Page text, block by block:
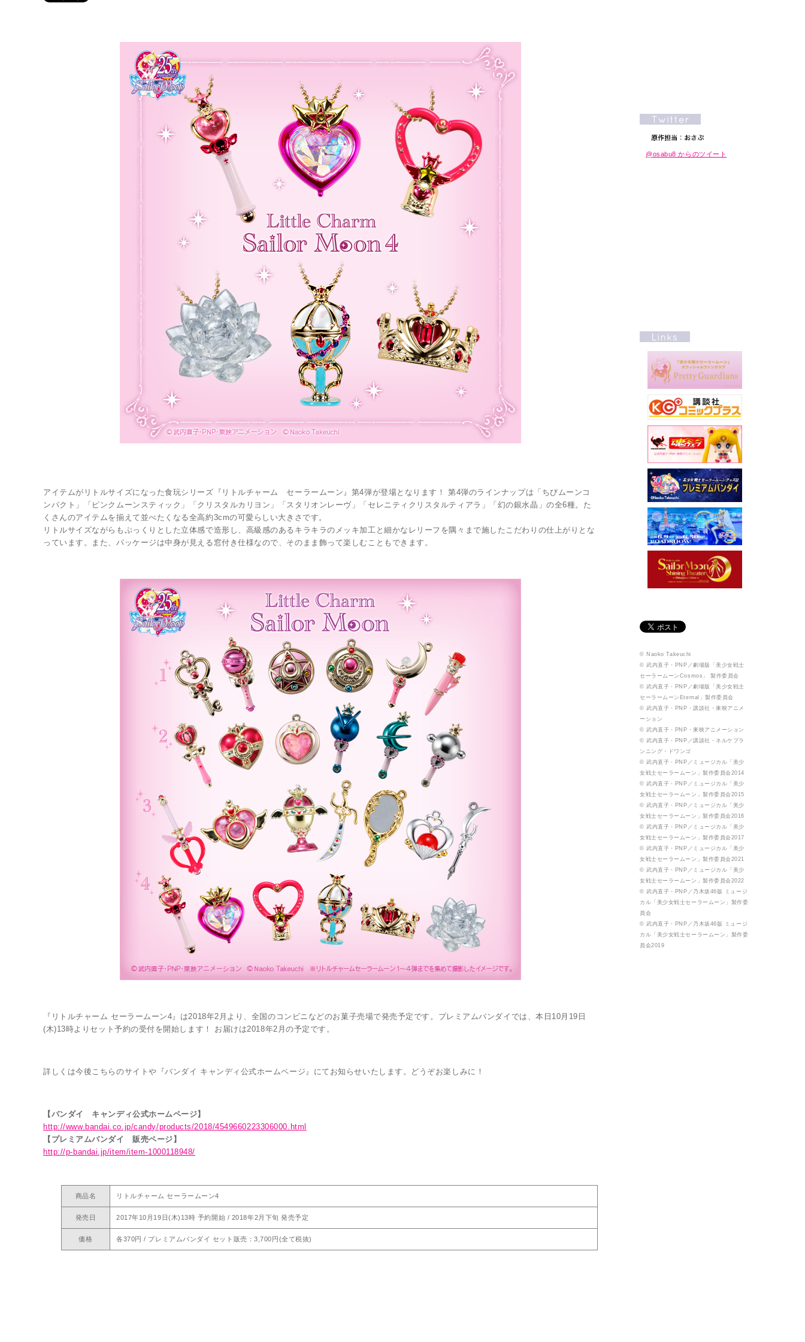
アイテムがリトルサイズになった食玩シリーズ『リトルチャーム セーラームーン』第4弾が登場となります！ 第4弾のラインナップは「ちびムーンコ
ンパクト」「ピンクムーンスティック」「クリスタルカリヨン」「スタリオンレーヴ」「セレニティクリスタルティアラ」「幻の銀水晶」の全6種。た
くさんのアイテムを揃えて並べたくなる全高約3cmの可愛らしい大きさです。
リトルサイズながらもぷっくりとした立体感で造形し、高級感のあるキラキラのメッキ加工と細かなレリーフを隅々まで施したこだわりの仕上がりとな
っています。また、パッケージは中身が見える窓付き仕様なので、そのまま飾って楽しむこともできます。
『リトルチャーム セーラームーン4』は2018年2月より、全国のコンビニなどのお菓子売場で発売予定です。プレミアムバンダイでは、本日10月19日
(木)13時よりセット予約の受付を開始します！ お届けは2018年2月の予定です。
詳しくは今後こちらのサイトや『バンダイ キャンディ公式ホームページ』にてお知らせいたします。どうぞお楽しみに！
【バンダイ キャンディ公式ホームページ】
http://www.bandai.co.jp/candy/products/2018/4549660223306000.html
【プレミアムバンダイ 販売ページ】
http://p-bandai.jp/item/item-1000118948/
商品名 リトルチャーム セーラームーン4
発売日 2017年10月19日(木)13時 予約開始 / 2018年2月下旬 発売予定
価格 各370円 / プレミアムバンダイ セット販売：3,700円(全て税抜)
@osabu8 からのツイート
© Naoko Takeuchi
© 武内直子・PNP／劇場版「美少女戦士
セーラームーンCosmos」 製作委員会
© 武内直子・PNP／劇場版「美少女戦士
セーラームーンEternal」製作委員会
© 武内直子・PNP・講談社・東映アニメ
ーション
© 武内直子・PNP・東映アニメーション
© 武内直子・PNP／講談社・ネルケプラ
ンニング・ドワンゴ
© 武内直子・PNP／ミュージカル「美少
女戦士セーラームーン」製作委員会2014
© 武内直子・PNP／ミュージカル「美少
女戦士セーラームーン」製作委員会2015
© 武内直子・PNP／ミュージカル「美少
女戦士セーラームーン」製作委員会2016
© 武内直子・PNP／ミュージカル「美少
女戦士セーラームーン」製作委員会2017
© 武内直子・PNP／ミュージカル「美少
女戦士セーラームーン」製作委員会2021
© 武内直子・PNP／ミュージカル「美少
女戦士セーラームーン」製作委員会2022
© 武内直子・PNP／乃木坂46版 ミュージ
カル「美少女戦士セーラームーン」製作委
員会
© 武内直子・PNP／乃木坂46版 ミュージ
カル「美少女戦士セーラームーン」製作委
員会2019